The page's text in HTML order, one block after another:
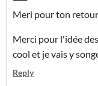
Meri pour ton
Merci pour l'idée
cool et je vais y
Reply